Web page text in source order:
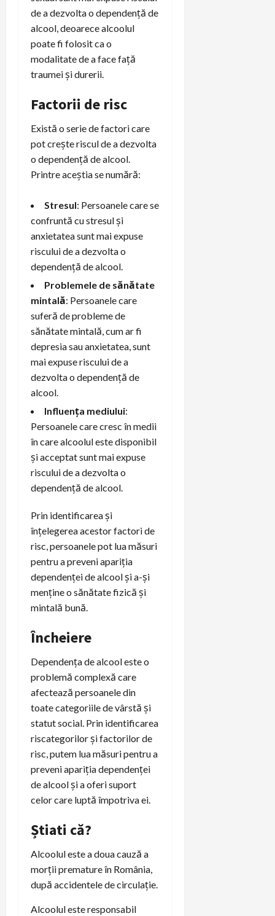
de a dezvolta o dependență de
alcool, deoarece alcoolul
poate fi folosit ca o
modalitate de a face față
traumei și durerii.
Factorii de risc
Există o serie de factori care
pot crește riscul de a dezvolta
o dependență de alcool.
Printre aceștia se numără:
Stresul: Persoanele care se
confruntă cu stresul și
anxietatea sunt mai expuse
riscului de a dezvolta o
dependență de alcool.
Problemele de sănătate
mintală: Persoanele care
suferă de probleme de
sănătate mintală, cum ar fi
depresia sau anxietatea, sunt
mai expuse riscului de a
dezvolta o dependență de
alcool.
Influența mediului:
Persoanele care cresc în medii
în care alcoolul este disponibil
și acceptat sunt mai expuse
riscului de a dezvolta o
dependență de alcool.
Prin identificarea și
înțelegerea acestor factori de
risc, persoanele pot lua măsuri
pentru a preveni apariția
dependenței de alcool și a-și
menține o sănătate fizică și
mintală bună.
Încheiere
Dependența de alcool este o
problemă complexă care
afectează persoanele din
toate categoriile de vârstă și
statut social. Prin identificarea
riscategorilor și factorilor de
risc, putem lua măsuri pentru a
preveni apariția dependenței
de alcool și a oferi suport
celor care luptă împotriva ei.
Știati că?
Alcoolul este a doua cauză a
morții premature în România,
după accidentele de circulație.
Alcoolul este responsabil